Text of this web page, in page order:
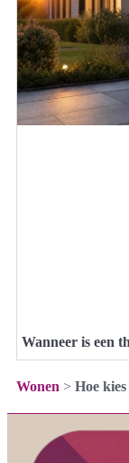
Wanneer is een
Wonen > Hoe